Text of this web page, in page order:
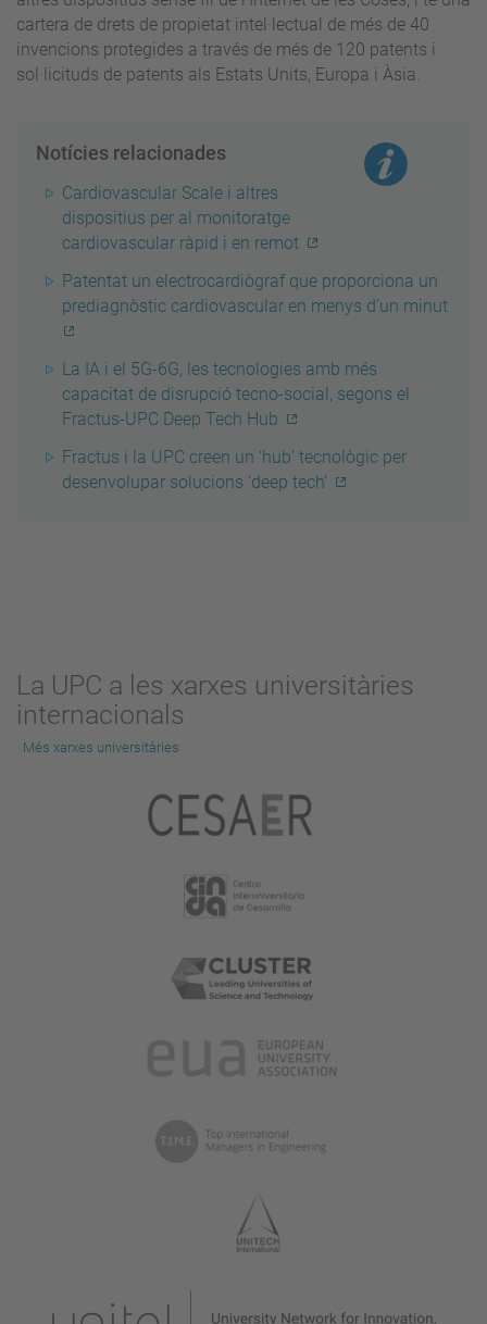
cartera de drets de propietat intel·lectual de més de 40
invencions protegides a través de més de 120 patents i
sol·licituds de patents als Estats Units, Europa i Àsia.
Notícies relacionades
Cardiovascular Scale i altres
dispositius per al monitoratge
cardiovascular ràpid i en remot
Patentat un electrocardiògraf que proporciona un
prediagnòstic cardiovascular en menys d’un minut
La IA i el 5G-6G, les tecnologies amb més
capacitat de disrupció tecno-social, segons el
Fractus-UPC Deep Tech Hub
Fractus i la UPC creen un ‘hub’ tecnològic per
desenvolupar solucions ‘deep tech’
La UPC a les xarxes universitàries
internacionals
Més xarxes universitàries